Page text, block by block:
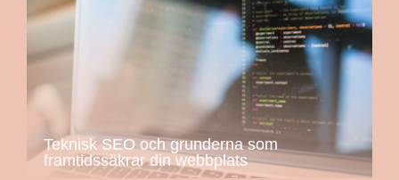
Teknisk SEO och grunderna som
framtidssäkrar din webbplats